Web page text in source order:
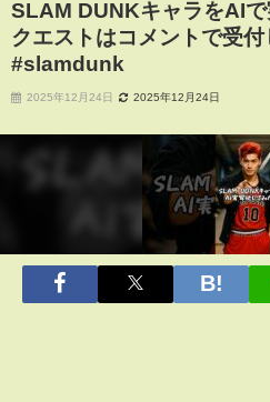
SLAM DUNKキャラをAIで
クエストはコメントで受
#slamdunk
2025年12月24日 2025年12月24日